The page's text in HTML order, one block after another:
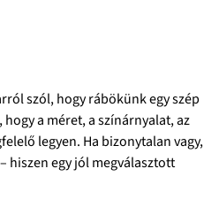
szól, hogy rábökünk egy szép
a méret, a színárnyalat, az
legyen. Ha bizonytalan vagy,
hiszen egy jól megválasztott